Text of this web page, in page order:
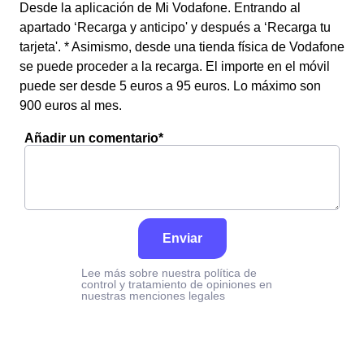
Desde la aplicación de Mi Vodafone. Entrando al
apartado ‘Recarga y anticipo' y después a ‘Recarga tu
tarjeta'. * Asimismo, desde una tienda física de Vodafone
se puede proceder a la recarga. El importe en el móvil
puede ser desde 5 euros a 95 euros. Lo máximo son
900 euros al mes.
Añadir un comentario*
Enviar
Lee más sobre nuestra política de
control y tratamiento de opiniones en
nuestras menciones legales